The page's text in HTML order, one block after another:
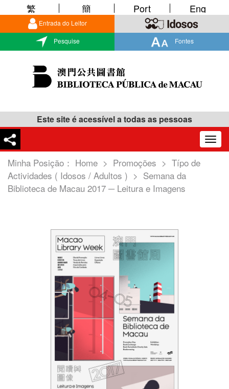
Entrada do Leitor
Pesquise Fontes
繁 簡 Port Eng
Este site é acessível a todas as pessoas
Minha Posição： Home > Promoções > Típo de
Actividades ( Idosos / Adultos ) > Semana da
Biblioteca de Macau 2017 ─ Leitura e Imagens